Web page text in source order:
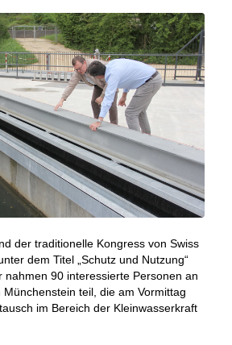
der traditionelle Kongress von Swiss
dem Titel „Schutz und Nutzung“
nahmen 90 interessierte Personen an
teil, die am Vormittag
im Bereich der Kleinwasserkraft